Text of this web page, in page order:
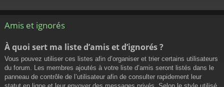
Amis et ignorés
À quoi sert ma liste d’amis et d’ignorés ?
Vous pouvez utiliser ces listes afin d’organiser et trier certains utilisateurs
du forum. Les membres ajoutés à votre liste d’amis seront listés dans le
panneau de contrôle de l’utilisateur afin de consulter rapidement leur